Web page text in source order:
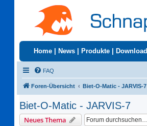
Home News Produkte Download
FAQ
Foren-Übersicht Biet-O-Matic - JARVIS-7
Biet-O-Matic - JARVIS-7
Neues Thema